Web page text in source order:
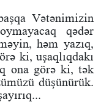
Vətənimizin
qədər
həm yazıq,
ki, uşaqlıqdakı
ona görə ki, tək
düşünürük.